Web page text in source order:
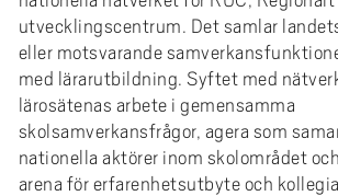
utvecklingscentrum. Det samlar
eller motsvarande
med lärarutbildning. Syftet med
lärosätenas arbete i gemensamma
skolsamverkansfrågor, agera som
nationella aktörer inom skolområdet
arena för erfarenhetsutbyte och